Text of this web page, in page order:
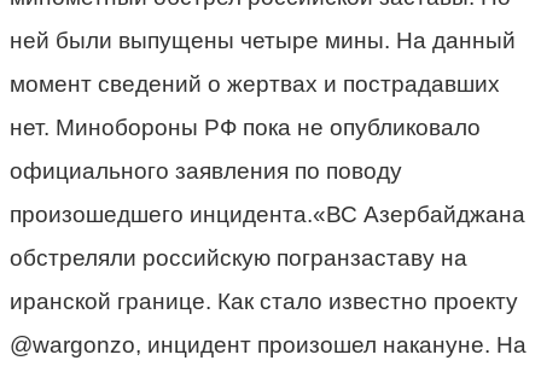
ней были выпущены четыре мины. На данный
момент сведений о жертвах и пострадавших
нет. Минобороны РФ пока не опубликовало
официального заявления по поводу
произошедшего инцидента.«ВС Азербайджана
обстреляли российскую погранзаставу на
иранской границе. Как стало известно проекту
@wargonzo, инцидент произошел накануне. На